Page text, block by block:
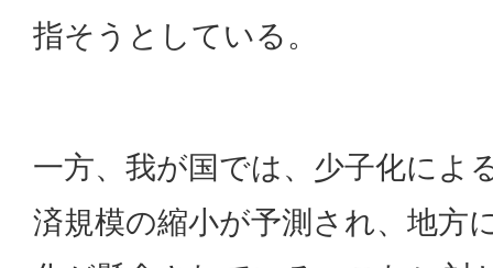
指そうとしている。
一方、我が国では、少子化によ
済規模の縮小が予測され、地方